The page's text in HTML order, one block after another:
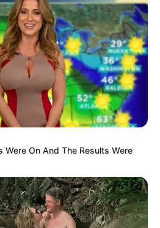
ามปกติ บางท่านใช้ชีวิตส่วนใหญ่
มีเกณฑ์ได้รับข่าวดีเรื่องลูก การ
นไปกับครอบครัว งานส่วนตัว
ยวกับเอกสารบางอย่าง
ำเร็จ ทรัพย์ ลาภยศ
ละ 13.13-15.36 น.
านไปทำงาน ไป
Were On And The Results Were